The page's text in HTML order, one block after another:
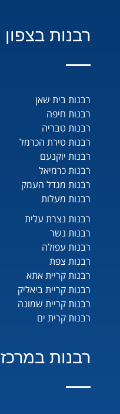
רבנות בצפון
רבנות בית שאן
רבנות חיפה
רבנות טבריה
רבנות טירת הכרמל
רבנות יוקנעם
רבנות כרמיאל
רבנות מגדל העמק
רבנות מעלות
רבנות נצרת עלית
רבנות נשר
רבנות עפולה
רבנות צפת
רבנות קריית אתא
רבנות קריית ביאליק
רבנות קריית שמונה
רבנות קרית ים
רבנות במרכז